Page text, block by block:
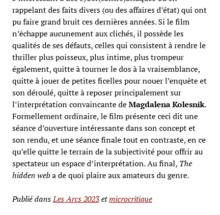
rappelant des faits divers (ou des affaires d’état) qui ont
pu faire grand bruit ces dernières années. Si le film
n’échappe aucunement aux clichés, il possède les
qualités de ses défauts, celles qui consistent à rendre le
thriller plus poisseux, plus intime, plus trompeur
également, quitte à tourner le dos à la vraisemblance,
quitte à jouer de petites ficelles pour nouer l’enquête et
son déroulé, quitte à reposer principalement sur
l’interprétation convaincante deMagdalena Kolesnik.
Formellement ordinaire, le film présente ceci dit une
séance d’ouverture intéressante dans son concept et
son rendu, et une séance finale tout en contraste, en ce
qu’elle quitte le terrain de la subjectivité pour offrir au
spectateur un espace d’interprétation. Au final, The
hidden weba de quoi plaire aux amateurs du genre.
Publié dansLes Arcs 2023etmicrocritique